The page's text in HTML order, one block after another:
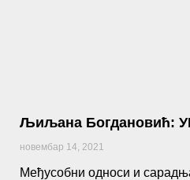
Љиљана Богдановић:
новембар 14, 2021
Међусобни односи и